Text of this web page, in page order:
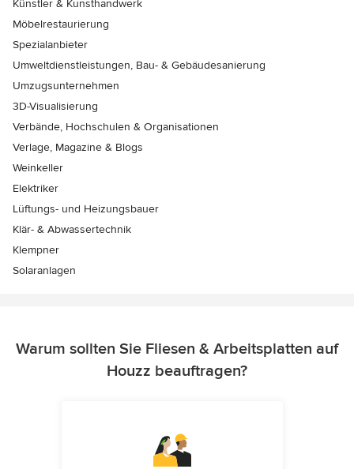
Künstler & Kunsthandwerk
Möbelrestaurierung
Spezialanbieter
Umweltdienstleistungen, Bau- & Gebäudesanierung
Umzugsunternehmen
3D-Visualisierung
Verbände, Hochschulen & Organisationen
Verlage, Magazine & Blogs
Weinkeller
Elektriker
Lüftungs- und Heizungsbauer
Klär- & Abwassertechnik
Klempner
Solaranlagen
Warum sollten Sie Fliesen & Arbeitsplatten auf
Houzz beauftragen?